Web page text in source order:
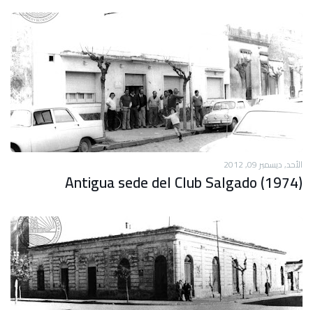
الأحد, ديسمبر 09, 2012
Antigua sede del Club Salgado (1974)